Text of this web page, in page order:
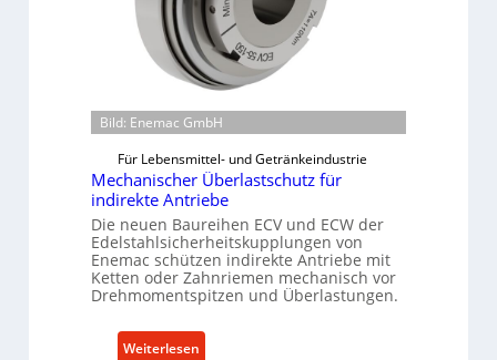
Bild: Enemac GmbH
Für Lebensmittel- und Getränkeindustrie
Mechanischer Überlastschutz für
indirekte Antriebe
Die neuen Baureihen ECV und ECW der
Edelstahlsicherheitskupplungen von
Enemac schützen indirekte Antriebe mit
Ketten oder Zahnriemen mechanisch vor
Drehmomentspitzen und Überlastungen.
Weiterlesen: